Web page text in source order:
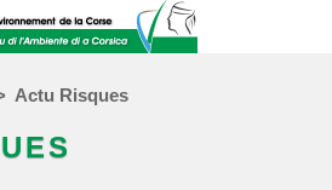
Actu Risques